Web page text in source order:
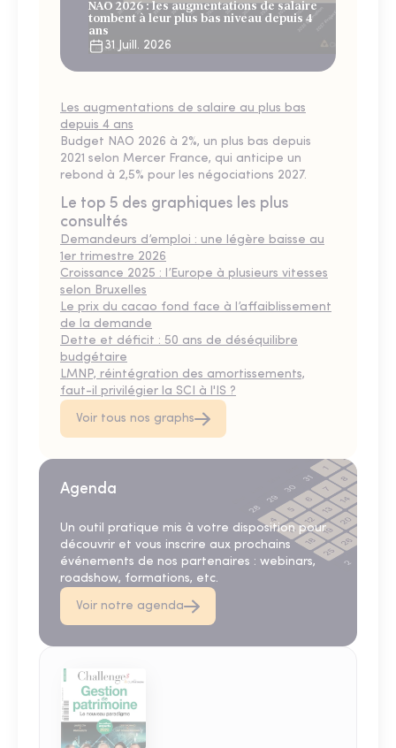
NAO 2026 : les augmentations de salaire
tombent à leur plus bas niveau depuis 4
ans
31 Juill. 2026
Les augmentations de salaire au plus bas
depuis 4 ans
Budget NAO 2026 à 2%, un plus bas depuis
2021 selon Mercer France, qui anticipe un
rebond à 2,5% pour les négociations 2027.
Le top 5 des graphiques les plus
consultés
Demandeurs d’emploi : une légère baisse au
1er trimestre 2026
Croissance 2025 : l’Europe à plusieurs vitesses
selon Bruxelles
Le prix du cacao fond face à l’affaiblissement
de la demande
Dette et déficit : 50 ans de déséquilibre
budgétaire
LMNP, réintégration des amortissements,
faut-il privilégier la SCI à l'IS ?
Voir tous nos graphs
Agenda
Un outil pratique mis à votre disposition pour
découvrir et vous inscrire aux prochains
événements de nos partenaires : webinars,
roadshow, formations, etc.
Voir notre agenda